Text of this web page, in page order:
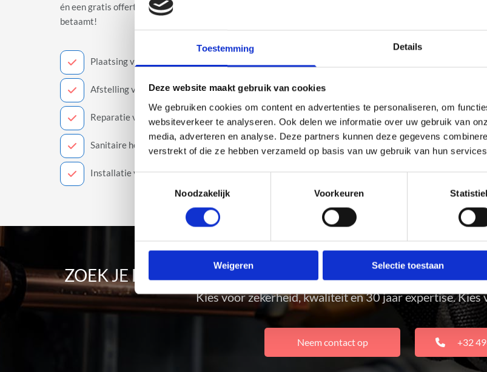
Toestemming Details
Deze website maakt gebruik van cookies
We gebruiken cookies om content en advertenties te personaliseren, om
websiteverkeer te analyseren. Ook delen we informatie over uw gebruik van
media, adverteren en analyse. Deze partners kunnen deze gegevens
verstrekt of die ze hebben verzameld op basis van uw gebruik van hun
Noodzakelijk
Voorkeuren
Weigeren Selectie toestaan
én een gratis offerte als je wil. Vervolgens voert hij de gevraagde werken uit volgens de regels van de
betaamt!
Plaatsing van verwarmingl
Afstelling van bestaande installaties
Reparatie van gasketels Onderhoud
Sanitaire herstellingen Plaatsing
Installatie van een douche Volledige
ZOEK JE EEN ERVAREN LOODGIETER-
Kies voor zekerheid, kwaliteit en 30 jaar expertise. Kies
Neem contact op +32